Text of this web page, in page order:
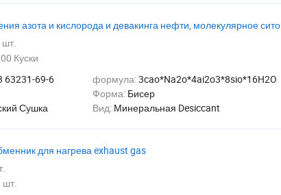
азота и кислорода и девакинга нефти, молекулярное сито
Куски
63231-69-6 формула:3cao*Na2o*4ai2o3*8sio*16H2O
Форма: Бисер
Сушка Вид: Минеральная Desiccant
для нагрева exhaust gas
шт.